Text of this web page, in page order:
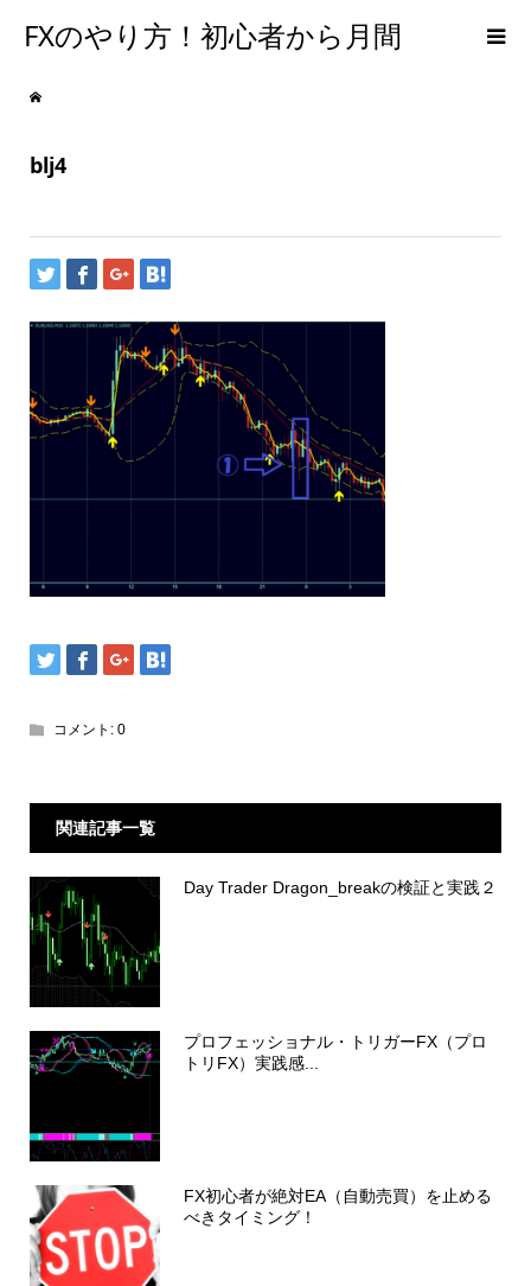
FXのやり方！初心者から月間
300PIPSを達成するための手法
【メンタルFX】
blj4
コメント: 0
関連記事一覧
Day Trader Dragon_breakの検証と実践２
プロフェッショナル・トリガーFX（プロ
トリFX）実践感...
FX初心者が絶対EA（自動売買）を止める
べきタイミング！